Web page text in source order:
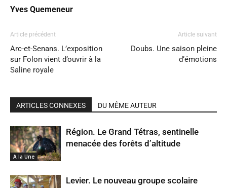
Yves Quemeneur
Article précédent
Arc-et-Senans. L’exposition
sur Folon vient d’ouvrir à la
Saline royale
Article suivant
Doubs. Une saison pleine
d’émotions
ARTICLES CONNEXES DU MÊME AUTEUR
A la Une
Région. Le Grand Tétras, sentinelle
menacée des forêts d’altitude
Levier. Le nouveau groupe scolaire